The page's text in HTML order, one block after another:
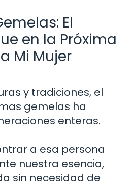
El
en la Próxima
Mi Mujer
y tradiciones, el
gemelas ha
enteras.
a esa persona
nuestra esencia,
sin necesidad de